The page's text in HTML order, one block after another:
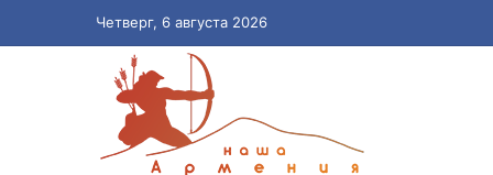
Четверг, 6 августа 2026